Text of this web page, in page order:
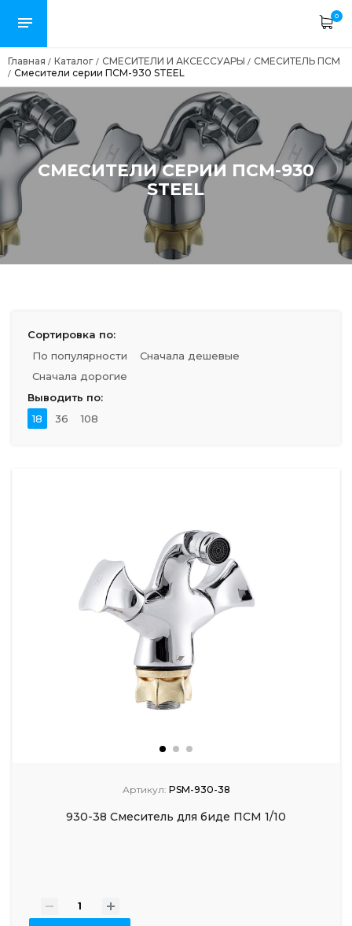
0
Главная / Каталог / СМЕСИТЕЛИ И АКСЕССУАРЫ / СМЕСИТЕЛЬ ПСМ
/ Смесители серии ПСМ-930 STEEL
СМЕСИТЕЛИ СЕРИИ ПСМ-930
STEEL
Сортировка по:
По популярности
Сначала дешевые
Сначала дорогие
Выводить по:
18
36 108
Артикул: PSM-930-38
930-38 Смеситель для биде ПСМ 1/10
- +